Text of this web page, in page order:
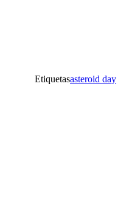
Etiquetasasteroid day